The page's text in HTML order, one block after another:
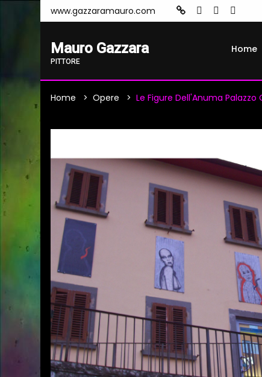
www.gazzaramauro.com
Mauro Gazzara
PITTORE
Home
Home Opere Le Figure Dell'Anuma